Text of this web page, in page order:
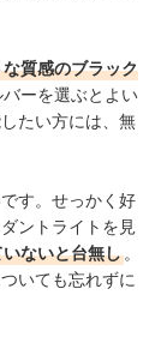
質感のブラック
バーを選ぶとよい
たい方には、無
す。せっかく好
ントライトを見
ないと台無し 。
いても忘れずに